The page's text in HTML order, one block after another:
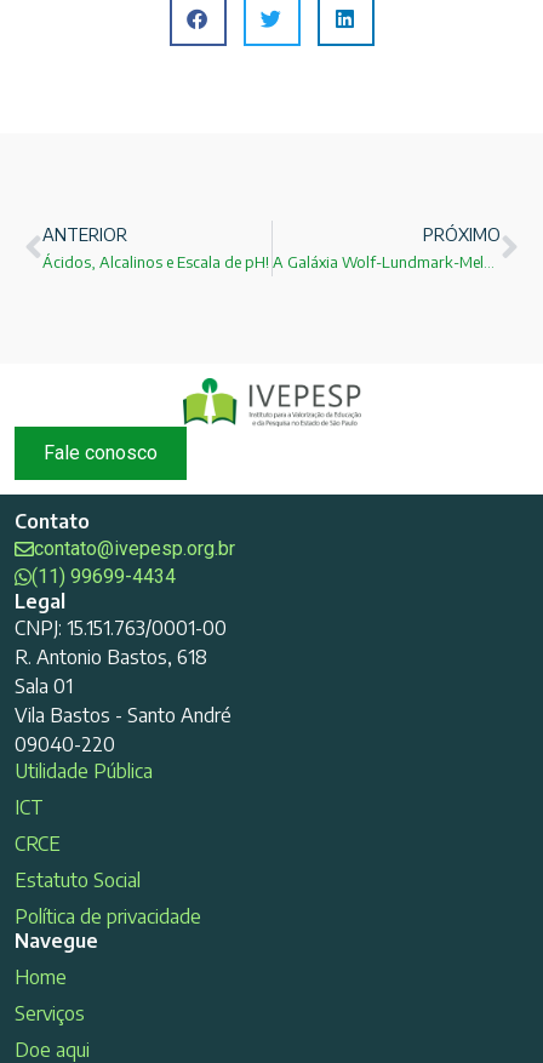
ANTERIOR
Ácidos, Alcalinos e Escala de pH!
PRÓXIMO
Fale conosco
Contato
contato@ivepesp.org.br
(11) 99699-4434
Legal
CNPJ: 15.151.763/0001-00
R. Antonio Bastos, 618
Sala 01
Vila Bastos - Santo André
09040-220
Utilidade Pública
ICT
CRCE
Estatuto Social
Política de privacidade
Navegue
Home
Serviços
Doe aqui